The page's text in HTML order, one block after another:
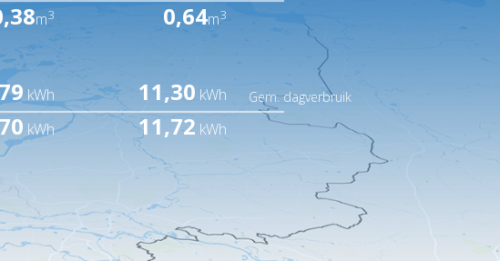
m3 0,64m3
kWh 11,30 kWh Gem. dagverbruik
kWh 11,72 kWh